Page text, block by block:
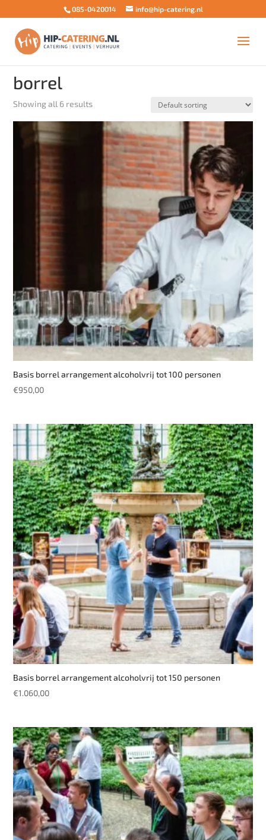
085-0420014 info@hip-catering.nl
borrel
Showing all 6 results
Basis borrel arrangement alcoholvrij tot 100 personen
€950,00
Basis borrel arrangement alcoholvrij tot 150 personen
€1.060,00